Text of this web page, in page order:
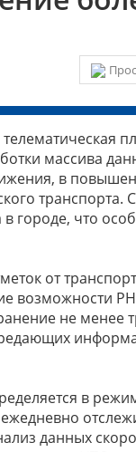
массива
в
городе, что
от
возможности
не менее
в
данных